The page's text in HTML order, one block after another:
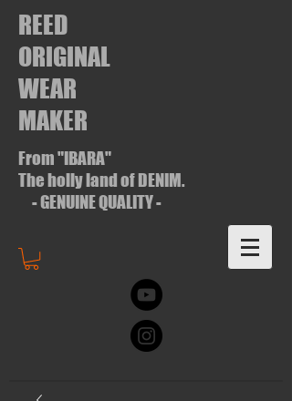
REED
ORIGINAL
WEAR
MAKER
From "IBARA"
The holly land of DENIM.
- GENUINE QUALITY -